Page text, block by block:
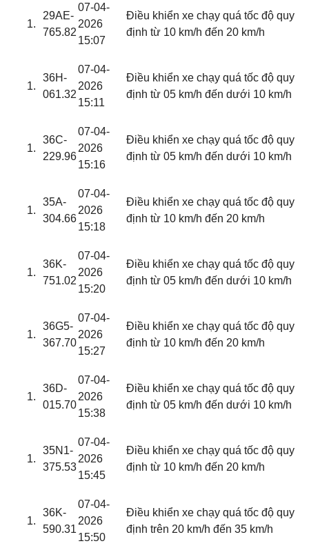
29AE-
765.82
07-04-
2026
15:07
Điều khiển xe chạy quá tốc độ quy
định từ 10 km/h đến 20 km/h
36H-
061.32
07-04-
2026
15:11
Điều khiển xe chạy quá tốc độ quy
định từ 05 km/h đến dưới 10 km/h
36C-
229.96
07-04-
2026
15:16
Điều khiển xe chạy quá tốc độ quy
định từ 05 km/h đến dưới 10 km/h
35A-
304.66
07-04-
2026
15:18
Điều khiển xe chạy quá tốc độ quy
định từ 10 km/h đến 20 km/h
36K-
751.02
07-04-
2026
15:20
Điều khiển xe chạy quá tốc độ quy
định từ 05 km/h đến dưới 10 km/h
36G5-
367.70
07-04-
2026
15:27
Điều khiển xe chạy quá tốc độ quy
định từ 10 km/h đến 20 km/h
36D-
015.70
07-04-
2026
15:38
Điều khiển xe chạy quá tốc độ quy
định từ 05 km/h đến dưới 10 km/h
35N1-
375.53
07-04-
2026
15:45
Điều khiển xe chạy quá tốc độ quy
định từ 10 km/h đến 20 km/h
36K-
590.31
07-04-
2026
15:50
Điều khiển xe chạy quá tốc độ quy
định trên 20 km/h đến 35 km/h